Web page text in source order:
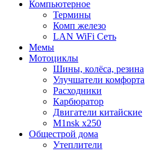
Компьютерное
Термины
Комп железо
LAN WiFi Сеть
Мемы
Мотоциклы
Шины, колёса, резина
Улучшатели комфорта
Расходники
Карбюратор
Двигатели китайские
M1nsk x250
Общестрой дома
Утеплители